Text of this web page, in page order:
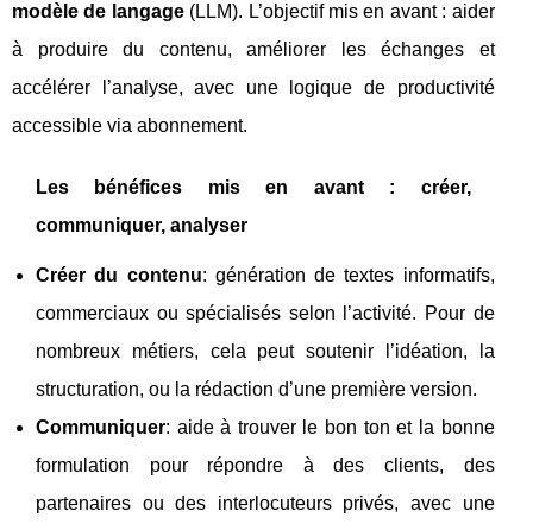
modèle de langage(LLM). L’objectif mis en avant : aider
à produire du contenu, améliorer les échanges et
accélérer l’analyse, avec une logique de productivité
accessible via abonnement.
Les bénéfices mis en avant : créer,
communiquer, analyser
Créer du contenu: génération de textes informatifs,
commerciaux ou spécialisés selon l’activité. Pour de
nombreux métiers, cela peut soutenir l’idéation, la
structuration, ou la rédaction d’une première version.
Communiquer: aide à trouver le bon ton et la bonne
formulation pour répondre à des clients, des
partenaires ou des interlocuteurs privés, avec une